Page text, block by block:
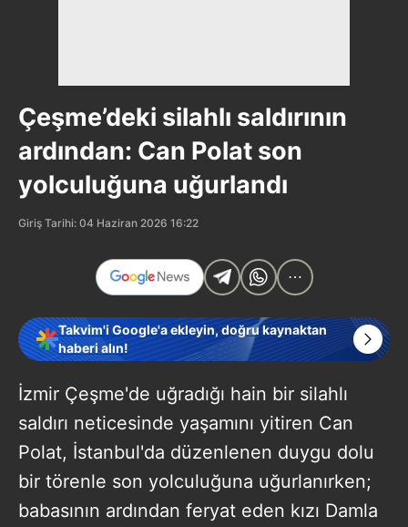
Çeşme’deki silahlı saldırının
ardından: Can Polat son
yolculuğuna uğurlandı
Giriş Tarihi: 04 Haziran 2026 16:22
Takvim'i Google'a ekleyin, doğru kaynaktan
haberi alın!
İzmir Çeşme'de uğradığı hain bir silahlı
saldırı neticesinde yaşamını yitiren Can
Polat, İstanbul'da düzenlenen duygu dolu
bir törenle son yolculuğuna uğurlanırken;
babasının ardından feryat eden kızı Damla